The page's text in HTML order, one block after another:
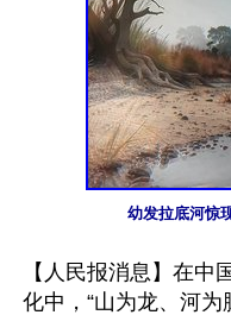
幼发拉底河惊
【人民报消息】在中
化中，“山为龙、河为